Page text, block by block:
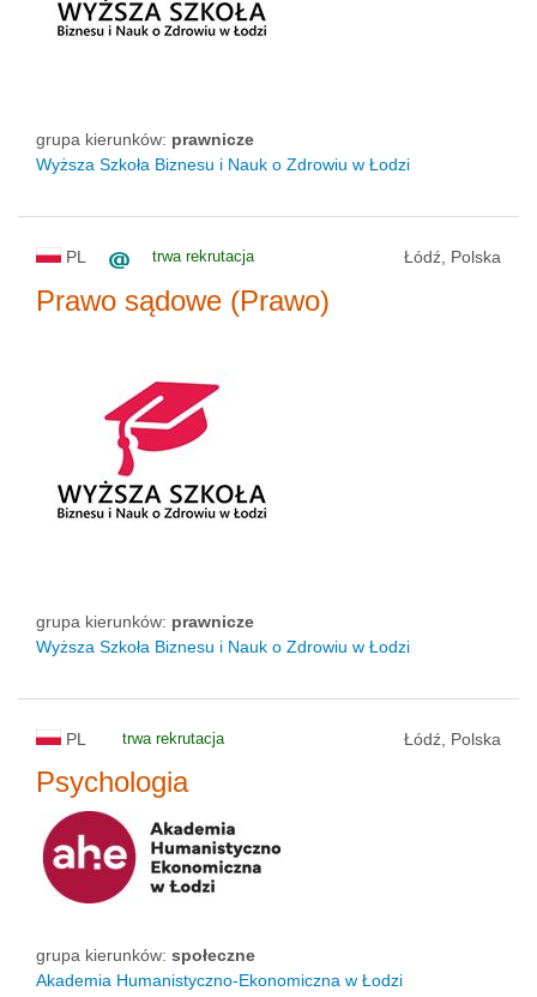
grupa kierunków: prawnicze
Wyższa Szkoła Biznesu i Nauk o Zdrowiu w Łodzi
PL trwa rekrutacja Łódź, Polska
Prawo sądowe (Prawo)
grupa kierunków: prawnicze
Wyższa Szkoła Biznesu i Nauk o Zdrowiu w Łodzi
PL trwa rekrutacja Łódź, Polska
Psychologia
grupa kierunków: społeczne
Akademia Humanistyczno-Ekonomiczna w Łodzi